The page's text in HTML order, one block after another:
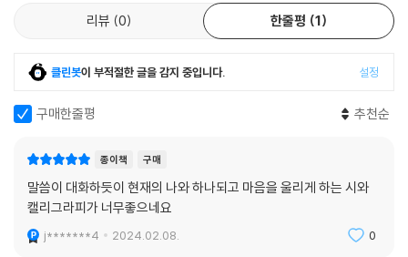
그분이 먼저 / 내 앞에 무릎을 꿇으셨네 / 내 삶을 씻어주고 닦아주셨네 /
이제라도 그 발에 입 맞추고 / 그 발에 기름 부어 고백하려네 / 나의 주님 나
--- p.53, 「내가 너희 발을 씻었으니(요 13:14)」중에서
주님, 제가 여기 있습니다 / 제가 주님을 사랑합니다
살다가 / 주님을 거슬러 살다가 / 여기까지 왔습니다
이 절망의 바닷가에 / 다시 찾아오셔서 / 다시 먹여 주시고 / 다시 손 내밀
어 주시니
리뷰 0 한줄평 1
클린봇이 부적절한 글을 감지 중입니다. 설정
구매한줄평 추천순
종이책 구매
말씀이 대화하듯이 현재의 나와 하나되고 마음을 울리게 하는 시와
캘리그라피가 너무좋으네요
j*******4 2024.02.08. 0